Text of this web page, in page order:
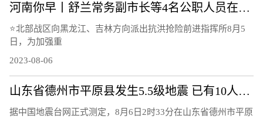
河南你早丨舒兰常务副市长等4名公职人员在抗洪抢险中失联；山东平原县发生5.5级地震；河南开打国产带状疱疹疫苗
⭐北部战区向黑龙江、吉林方向派出抗洪抢险前进指挥所8月5
日，为加强重
2023-08-06
山东省德州市平原县发生5.5级地震 已有10人受轻微伤
据中国地震台网正式测定，8月6日2时33分在山东省德州市平原